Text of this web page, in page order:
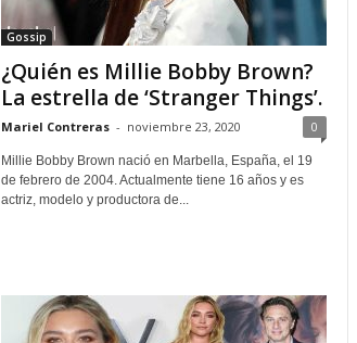
Gossip
¿Quién es Millie Bobby Brown?
La estrella de ‘Stranger Things’.
Mariel Contreras - noviembre 23, 2020 0
Millie Bobby Brown nació en Marbella, España, el 19
de febrero de 2004. Actualmente tiene 16 años y es
actriz, modelo y productora de...